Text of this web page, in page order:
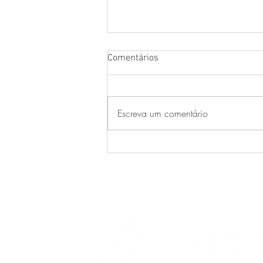
Comentários
Escreva um comentário